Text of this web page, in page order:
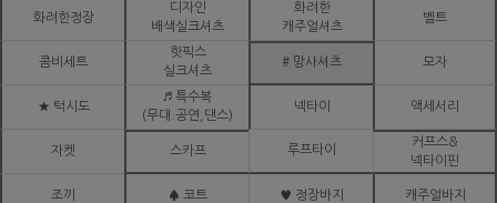
화려한정장
디자인
배색실크셔츠
화려한
캐주얼셔츠
벨트
콤비세트
핫픽스
실크셔츠
# 망사셔츠 모자
★ 턱시도
♬ 특수복
(무대.공연,댄스)
넥타이 액세서리
자켓 스카프 루프타이
커프스&
넥타이핀
조끼 ♠ 코트 ♥ 정장바지 캐주얼바지